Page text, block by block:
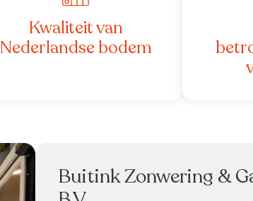
Kwaliteit van
Nederlandse bodem
Buitink Zonwering &